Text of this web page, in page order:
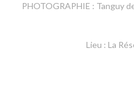
PHOTOGRAPHIE : Tanguy
Lieu : La